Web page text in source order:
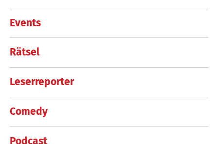
Events
Rätsel
Leserreporter
Comedy
Podcast